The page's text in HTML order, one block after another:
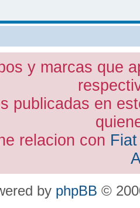
y marcas que
publicadas en
relacion con
by phpBB ©